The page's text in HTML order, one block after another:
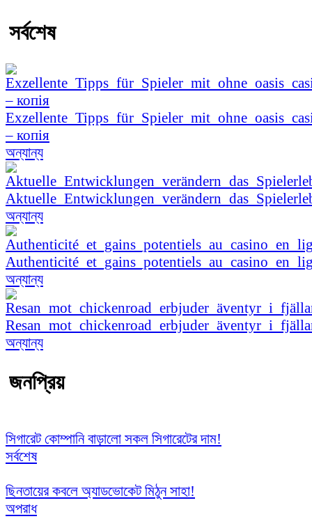
সর্বশেষ
– копія
অন্যান্য
অন্যান্য
অন্যান্য
অন্যান্য
জনপ্রিয়
সিগারেট কোম্পানি বাড়ালো সকল সিগারেটের দাম!
সর্বশেষ
ছিনতায়ের কবলে অ্যাডভোকেট মিঠুন সাহা!
অপরাধ